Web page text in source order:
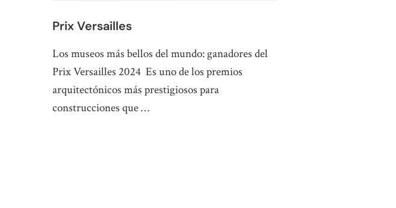
Prix Versailles
Los museos más bellos del mundo: ganadores del
Prix Versailles 2024 Es uno de los premios
arquitectónicos más prestigiosos para
construcciones que …